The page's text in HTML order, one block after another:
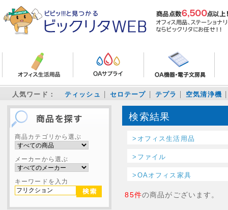
人気ワード： ティッシュ セロテープ テプラ 空気清浄機
商品カテゴリから選ぶ
メーカーから選ぶ
キーワードを入力
検索結果
>オフィス生活用品
>ファイル
>OAオフィス家具
85件の商品がございます。